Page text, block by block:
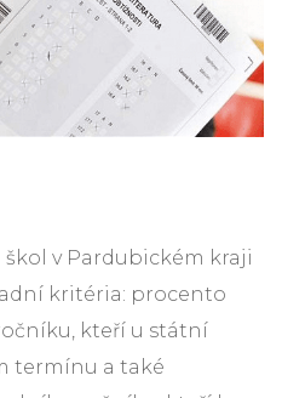
v Pardubickém kraji
kritéria: procento
kteří u státní
termínu a také